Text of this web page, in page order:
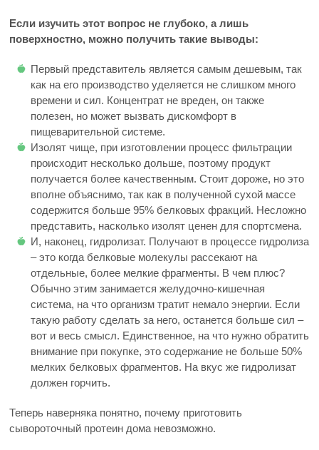
Если изучить этот вопрос не глубоко, а лишь
поверхностно, можно получить такие выводы:
Первый представитель является самым дешевым, так
как на его производство уделяется не слишком много
времени и сил. Концентрат не вреден, он также
полезен, но может вызвать дискомфорт в
пищеварительной системе.
Изолят чище, при изготовлении процесс фильтрации
происходит несколько дольше, поэтому продукт
получается более качественным. Стоит дороже, но это
вполне объяснимо, так как в полученной сухой массе
содержится больше 95% белковых фракций. Несложно
представить, насколько изолят ценен для спортсмена.
И, наконец, гидролизат. Получают в процессе гидролиза
– это когда белковые молекулы рассекают на
отдельные, более мелкие фрагменты. В чем плюс?
Обычно этим занимается желудочно-кишечная
система, на что организм тратит немало энергии. Если
такую работу сделать за него, останется больше сил –
вот и весь смысл. Единственное, на что нужно обратить
внимание при покупке, это содержание не больше 50%
мелких белковых фрагментов. На вкус же гидролизат
должен горчить.
Теперь наверняка понятно, почему приготовить
сывороточный протеин дома невозможно.